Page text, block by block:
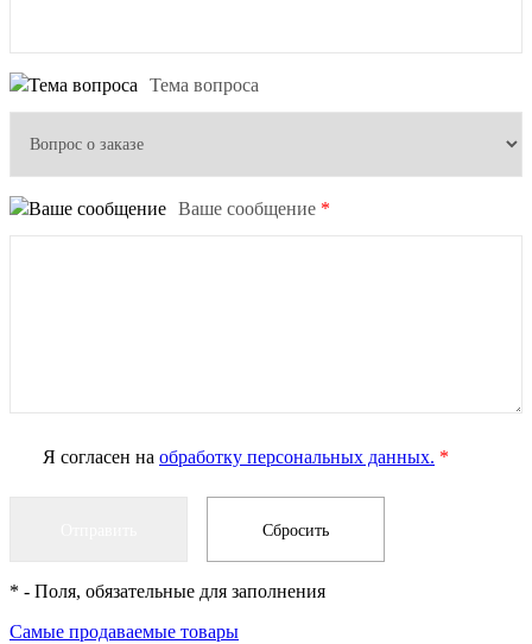
Тема вопроса
Ваше сообщение *
Я согласен на обработку персональных данных. *
* - Поля, обязательные для заполнения
Самые продаваемые товары